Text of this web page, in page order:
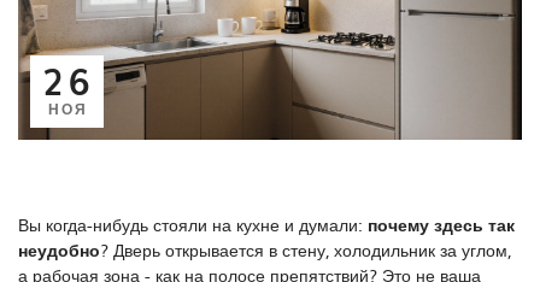
26
НОЯ
Вы когда-нибудь стояли на кухне и думали: почему здесь так
неудобно? Дверь открывается в стену, холодильник за углом,
а рабочая зона - как на полосе препятствий? Это не ваша